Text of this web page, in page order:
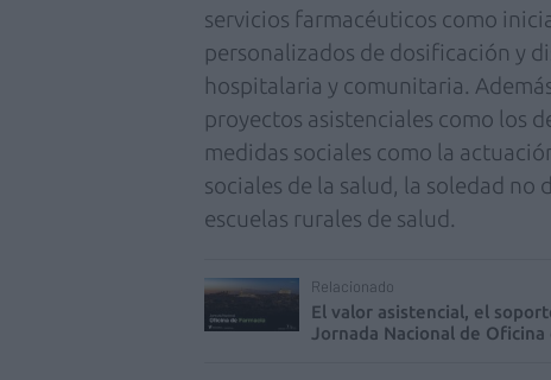
servicios farmacéuticos como
personalizados de dosificación y
hospitalaria y comunitaria.
proyectos asistenciales como los
medidas sociales como la
sociales de la salud, la soledad no
escuelas rurales de salud.
Relacionado
El valor asistencial, el
Jornada Nacional de Oficina